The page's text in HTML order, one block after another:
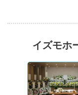
イズモホ